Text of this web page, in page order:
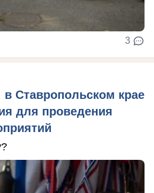
3
Ставропольском крае
для проведения